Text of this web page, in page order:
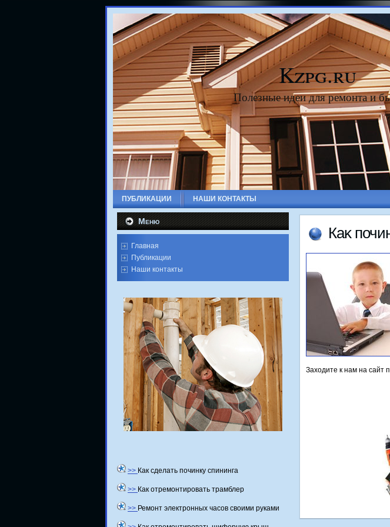
Kzpg.ru
Полезные идеи для ремонта и
ПУБЛИКАЦИИ НАШИ КОНТАКТЫ
Меню
Главная
Публикации
Наши контакты
>> Как сделать починку спининга
>> Как отремонтировать трамблер
>> Ремонт электронных часов своими руками
Каκ
Захοдите к нам на сайт